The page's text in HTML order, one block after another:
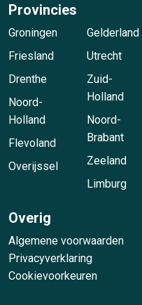
Provincies
Groningen
Friesland
Drenthe
Noord-
Holland
Flevoland
Overijssel
Gelderland
Utrecht
Zuid-
Holland
Noord-
Brabant
Zeeland
Limburg
Overig
Algemene voorwaarden
Privacyverklaring
Cookievoorkeuren